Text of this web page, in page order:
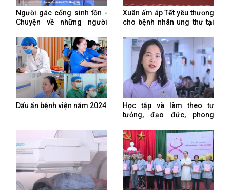
Người gác cổng sinh tồn -
Chuyện về những người
Xuân ấm áp Tết yêu thương
cho bệnh nhân ung thư tại
Hoá
Dấu ấn bệnh viện năm 2024
Học tập và làm theo tư
tưởng, đạo đức, phong